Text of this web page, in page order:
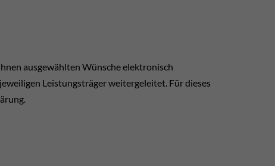
ausgewählten Wünsche elektronisch
Leistungsträger weitergeleitet. Für dieses